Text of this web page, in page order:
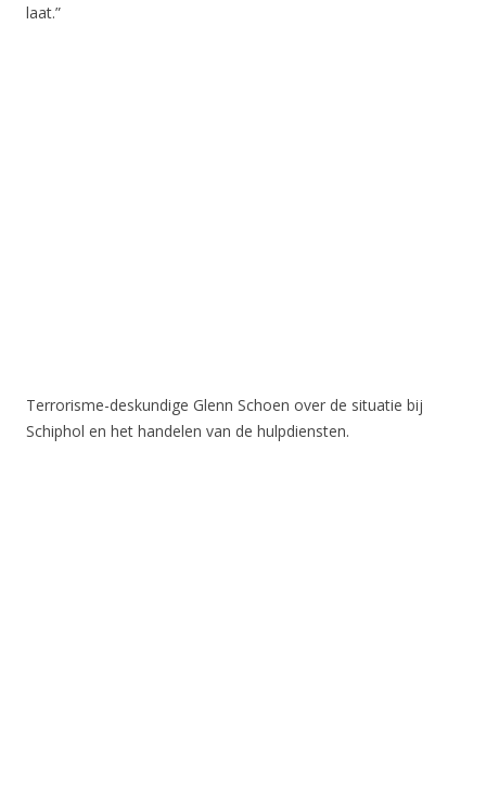
laat.”
Terrorisme-deskundige Glenn Schoen over de situatie bij
Schiphol en het handelen van de hulpdiensten.